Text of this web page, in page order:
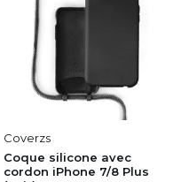
Coverzs
Coque silicone avec
cordon iPhone 7/8 Plus